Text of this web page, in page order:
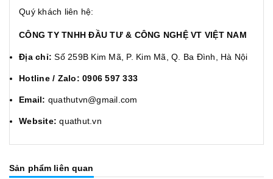
Quý khách liên hệ:
CÔNG TY TNHH ĐẦU TƯ & CÔNG NGHỆ VT VIỆT NAM
Địa chỉ: Số 259B Kim Mã, P. Kim Mã, Q. Ba Đình, Hà Nội
Hotline / Zalo: 0906 597 333
Email: quathutvn@gmail.com
Website: quathut.vn
Sản phẩm liên quan